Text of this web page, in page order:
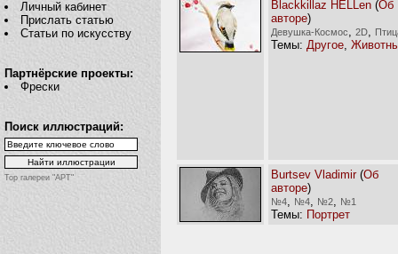
Личный кабинет
Прислать статью
Статьи по искусству
Партнёрские проекты:
Фрески
Поиск иллюстраций:
Top галереи "АРТ"
Blackkillaz HELLen (Об
авторе)
Девушка-Космос 2D
Темы: Другое
Burtsev Vladimir (Об
авторе)
№4 №4 №2 №1
Темы: Портрет